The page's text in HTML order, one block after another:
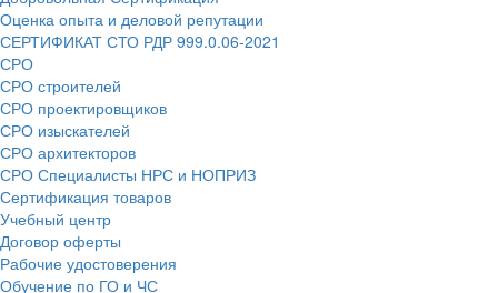
Оценка опыта и деловой репутации
СЕРТИФИКАТ СТО РДР 999.0.06-2021
СРО
СРО строителей
СРО проектировщиков
СРО изыскателей
СРО архитекторов
СРО Специалисты НРС и НОПРИЗ
Сертификация товаров
Учебный центр
Договор оферты
Рабочие удостоверения
Обучение по ГО и ЧС